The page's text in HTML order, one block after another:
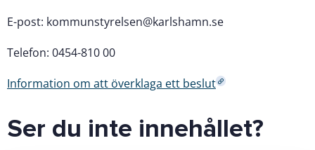
E-post: kommunstyrelsen@karlshamn.se
Telefon: 0454-810 00
Information om att överklaga ett beslut
Ser du inte innehållet?